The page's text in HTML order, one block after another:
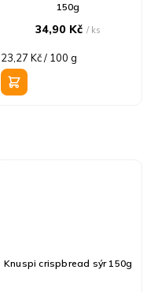
150g
34,90 Kč/ ks
Měrná
cena:
23,27 Kč / 100 g
Knuspi crispbread sýr 150g